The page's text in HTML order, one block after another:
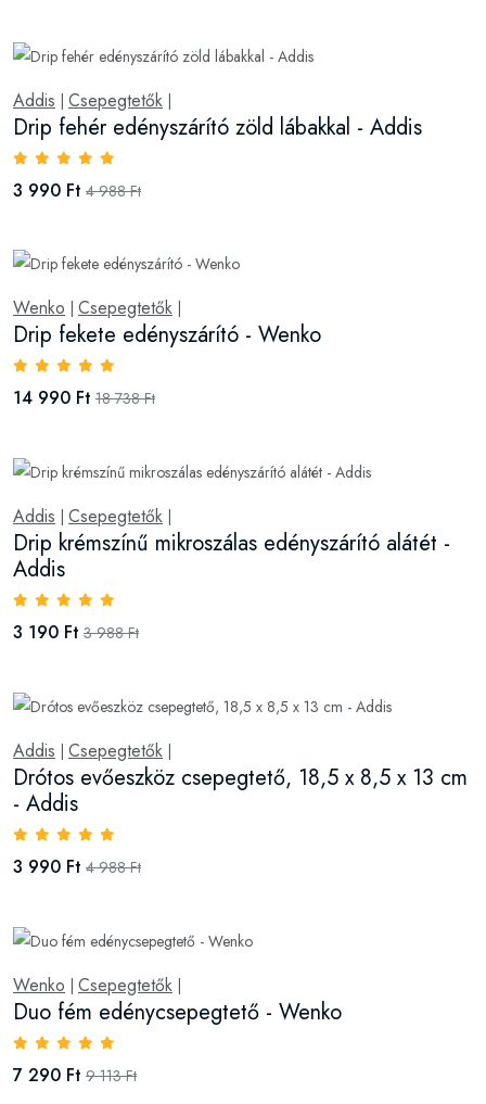
Addis | Csepegtetők |
Drip fehér edényszárító zöld lábakkal - Addis
3 990 Ft 4 988 Ft
Wenko Csepegtetők
Drip fekete edényszárító - Wenko
14 990 Ft 18 738 Ft
Addis Csepegtetők
Drip krémszínű mikroszálas edényszárító alátét -
Addis
3 190 Ft 3 988 Ft
Addis Csepegtetők
Drótos evőeszköz csepegtető, 18,5 x 8,5 x 13 cm
- Addis
3 990 Ft 4 988 Ft
Wenko | Csepegtetők |
Duo fém edénycsepegtető - Wenko
7 290 Ft 9 113 Ft